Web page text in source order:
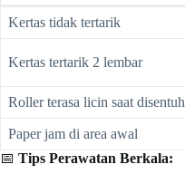
Kertas tidak tertarik
Kertas tertarik 2 lembar
Roller terasa licin saat disentuh
Paper jam di area awal
📅 Tips Perawatan Berkala: